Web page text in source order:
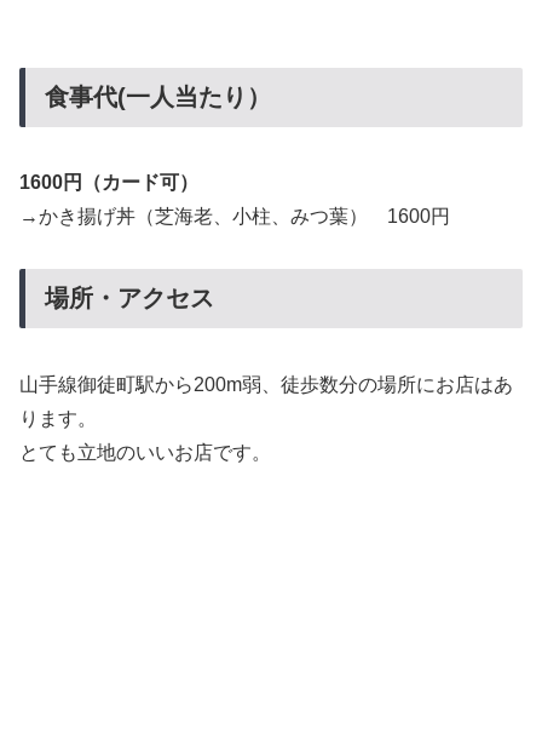
食事代(一人当たり）
1600円（カード可）
→かき揚げ丼（芝海老、小柱、みつ葉） 1600円
場所・アクセス
山手線御徒町駅から200m弱、徒歩数分の場所にお店はあ
ります。
とても立地のいいお店です。